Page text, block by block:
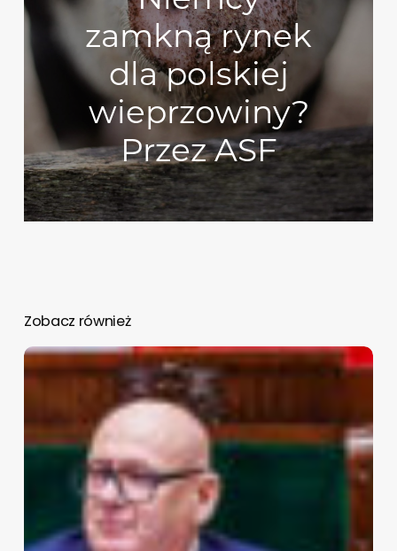
zamkną rynek
dla polskiej
wieprzowiny?
Przez ASF
Zobacz również